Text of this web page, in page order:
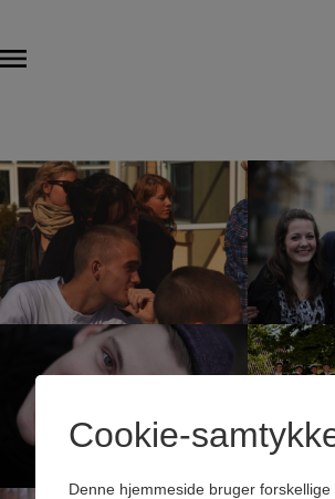
Cookie-
Denne hjemmeside bruger forskellige